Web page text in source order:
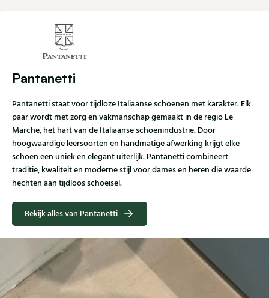
Pantanetti
Pantanetti staat voor tijdloze Italiaanse schoenen met karakter. Elk
paar wordt met zorg en vakmanschap gemaakt in de regio Le
Marche, het hart van de Italiaanse schoenindustrie. Door
hoogwaardige leersoorten en handmatige afwerking krijgt elke
schoen een uniek en elegant uiterlijk. Pantanetti combineert
traditie, kwaliteit en moderne stijl voor dames en heren die waarde
hechten aan tijdloos schoeisel.
Bekijk alles van Pantanetti